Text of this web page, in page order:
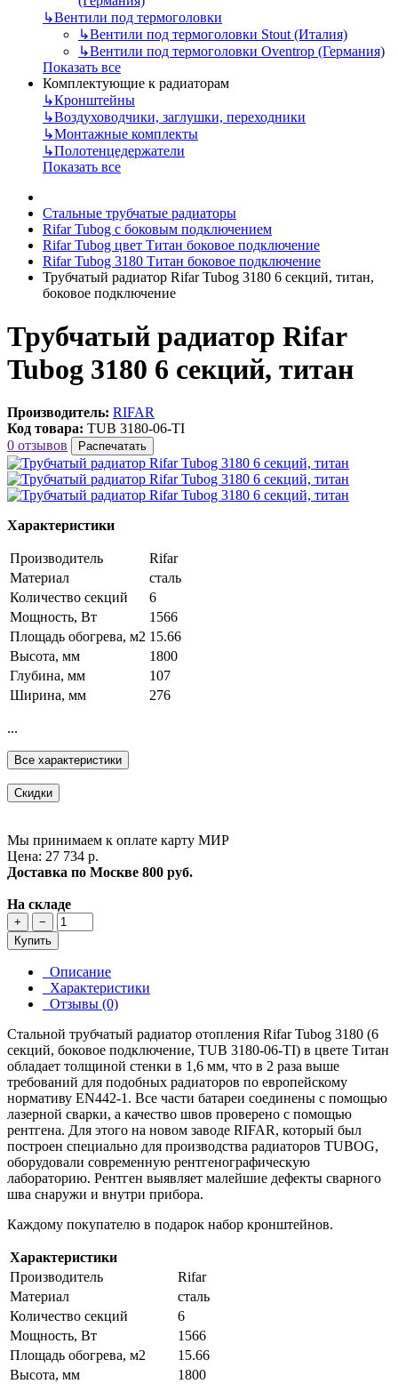
↳Вентили под термоголовки
↳Вентили под термоголовки Stout (Италия)
↳Вентили под термоголовки Oventrop (Германия)
Показать все
Комплектующие к радиаторам
↳Кронштейны
↳Воздуховодчики, заглушки, переходники
↳Монтажные комплекты
↳Полотенцедержатели
Показать все
Стальные трубчатые радиаторы
Rifar Tubog с боковым подключением
Rifar Tubog цвет Титан боковое подключение
Rifar Tubog 3180 Титан боковое подключение
Трубчатый радиатор Rifar Tubog 3180 6 секций, титан,
боковое подключение
Трубчатый радиатор Rifar
Tubog 3180 6 секций, титан
Производитель: RIFAR
Код товара: TUB 3180-06-TI
0 отзывов
Распечатать
Характеристики
Производитель
Rifar
Материал
сталь
Количество секций
6
Мощность, Вт
1566
Площадь обогрева, м2 15.66
Высота, мм
1800
Глубина, мм
107
Ширина, мм
276
...
Все характеристики
Скидки
Мы принимаем к оплате карту МИР
Цена: 27 734 р.
Доставка по Москве 800 руб.
На складе
+
−
Купить
Описание
Характеристики
Отзывы (0)
Стальной трубчатый радиатор отопления Rifar Tubog 3180 (6
секций, боковое подключение, TUB 3180-06-TI) в цвете Титан
обладает толщиной стенки в 1,6 мм, что в 2 раза выше
требований для подобных радиаторов по европейскому
нормативу EN442-1. Все части батареи соединены с помощью
лазерной сварки, а качество швов проверено с помощью
рентгена. Для этого на новом заводе RIFAR, который был
построен специально для производства радиаторов TUBOG,
оборудовали современную рентгенографическую
лабораторию. Рентген выявляет малейшие дефекты сварного
шва снаружи и внутри прибора.
Каждому покупателю в подарок набор кронштейнов.
Характеристики
Производитель
Rifar
Материал
сталь
Количество секций
6
Мощность, Вт
1566
Площадь обогрева, м2
15.66
Высота, мм
1800